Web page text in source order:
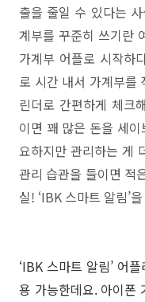
출을 줄일 수 있다는
계부를 꾸준히 쓰기란
가계부 어플로 시작하
로 시간 내서 가계부를
린더로 간편하게 체크
이면 꽤 많은 돈을 세
요하지만 관리하는 게
관리 습관을 들이면 적
실! ‘IBK 스마트 알림’
‘IBK 스마트 알림’ 어
용 가능한데요. 아이폰